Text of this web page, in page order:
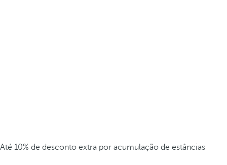
Até 10% de desconto extra por acumulação de estâncias